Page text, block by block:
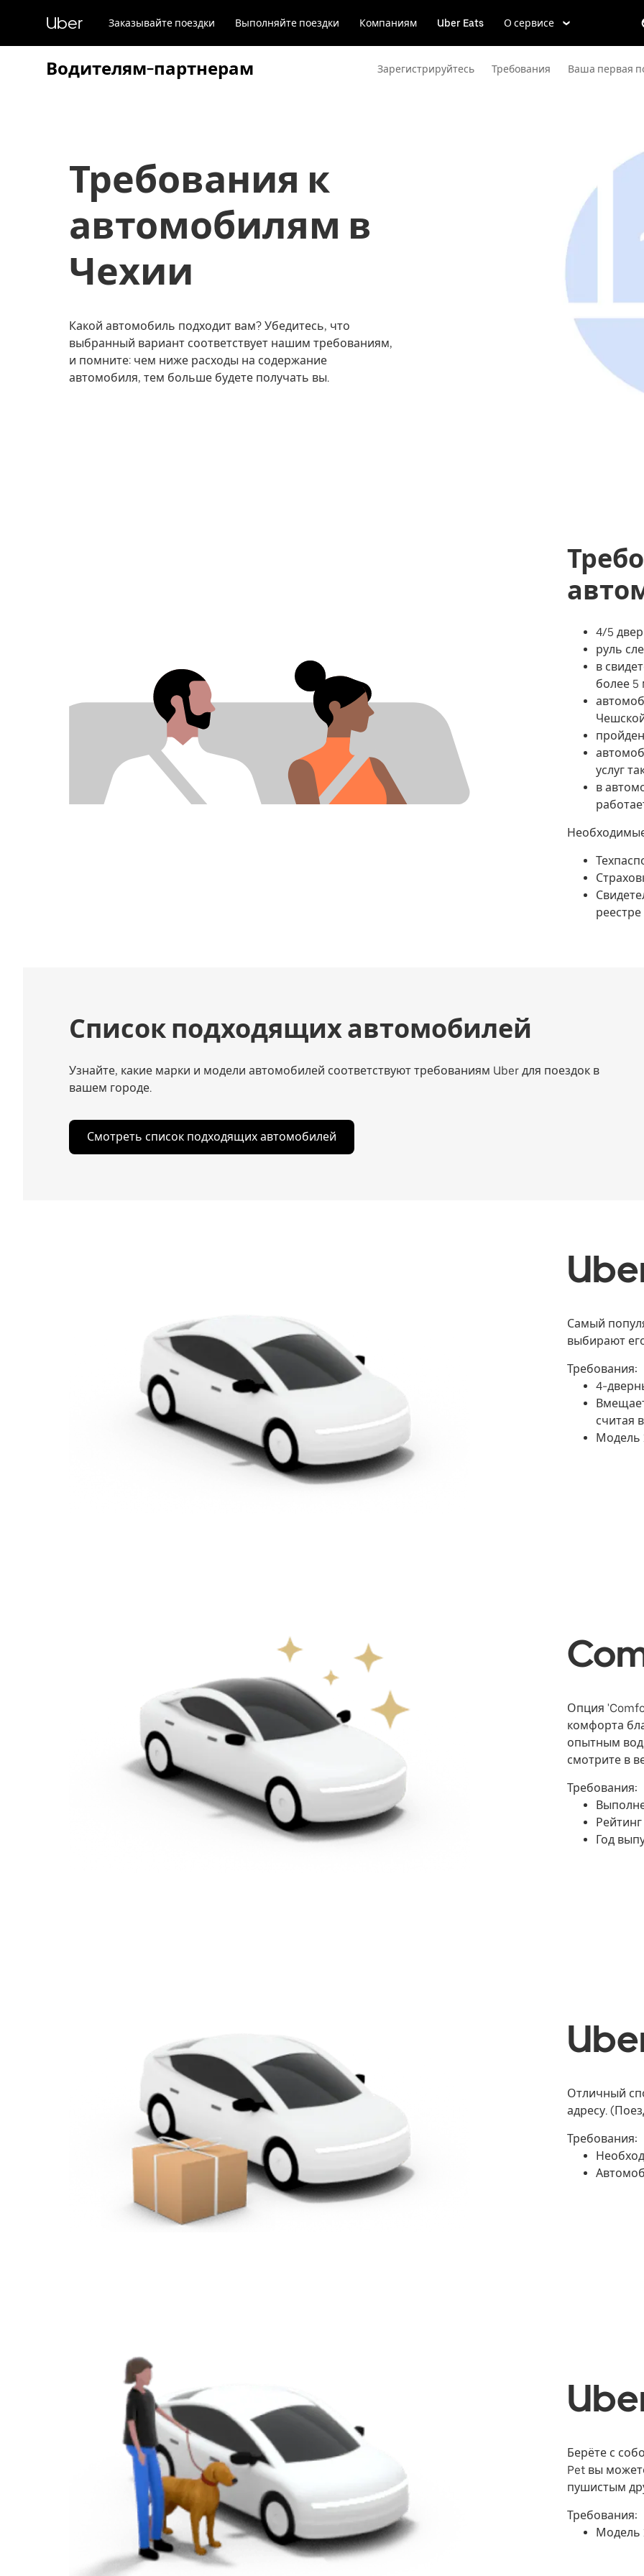
к
содержимому
Uber Заказывайте поездки Выполняйте поездки Компаниям Uber Eats О сервисе
Водителям-партнерам Зарегистрируйтесь Требования Ваша первая
Требования к
автомобилям в
Чехии
Какой автомобиль подходит вам? Убедитесь, что
выбранный вариант соответствует нашим требованиям,
и помните: чем ниже расходы на содержание
автомобиля, тем больше будете получать вы.
4/5
руль
в
более 5
услуг
в
реестре
Список подходящих автомобилей
Узнайте, какие марки и модели автомобилей соответствуют требованиям Uber для поездок в
вашем городе.
Смотреть список подходящих автомобилей
Самый
выбирают
Требования:
4-
считая
Модель
Опция
комфорта
опытным
смотрите в
Требования:
Год
Отличный
адресу.
Требования:
Берёте с
Pet вы
пушистым
Требования:
Модель